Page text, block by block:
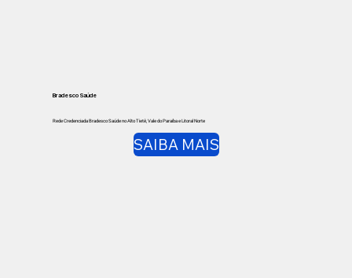
Bradesco Saúde
Rede Credenciada Bradesco Saúde no Alto Tietê, Vale do Paraíba e Litoral Norte
SAIBA MAIS